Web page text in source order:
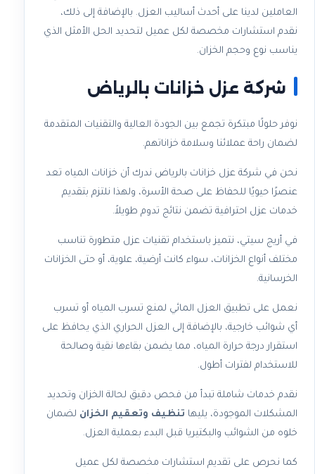
العاملين لدينا على أحدث أساليب العزل. بالإضافة إلى ذلك،
نقدم استشارات مخصصة لكل عميل لتحديد الحل الأمثل الذي
يناسب نوع وحجم الخزان.
شركة عزل خزانات بالرياض
نوفر حلولًا مبتكرة تجمع بين الجودة العالية والتقنيات المتقدمة
لضمان راحة عملائنا وسلامة خزاناتهم.
نحن في شركة عزل خزانات بالرياض ندرك أن خزانات المياه تعد
عنصرًا حيويًا للحفاظ على صحة الأسرة، ولهذا نلتزم بتقديم
خدمات عزل احترافية تضمن نتائج تدوم طويلاً.
في أريج سيتي، نتميز باستخدام تقنيات عزل متطورة تناسب
مختلف أنواع الخزانات، سواء كانت أرضية، علوية، أو حتى الخزانات
الخرسانية.
نعمل على تطبيق العزل المائي لمنع تسرب المياه أو تسرب
أي شوائب خارجية، بالإضافة إلى العزل الحراري الذي يحافظ على
استقرار درجة حرارة المياه، مما يضمن بقاءها نقية وصالحة
للاستخدام لفترات أطول.
نقدم خدمات شاملة تبدأ من فحص دقيق لحالة الخزان وتحديد
المشكلات الموجودة، يليها تنظيف وتعقيم الخزان لضمان
خلوه من الشوائب والبكتيريا قبل البدء بعملية العزل.
كما نحرص على تقديم استشارات مخصصة لكل عميل